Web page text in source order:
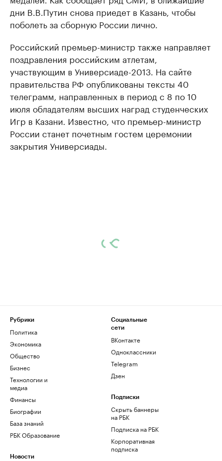
дни В.В.Путин снова приедет в Казань, чтобы
поболеть за сборную России лично.
Российский премьер-министр также направляет
поздравления российским атлетам,
участвующим в Универсиаде-2013. На сайте
правительства РФ опубликованы тексты 40
телеграмм, направленных в период с 8 по 10
июля обладателям высших наград студенческих
Игр в Казани. Известно, что премьер-министр
России станет почетным гостем церемонии
закрытия Универсиады.
Рубрики
Политика
Экономика
Общество
Бизнес
Технологии и
медиа
Финансы
Биографии
База знаний
РБК Образование
Новости
Социальные
сети
ВКонтакте
Одноклассники
Telegram
Дзен
Подписки
Скрыть баннеры
на РБК
Подписка на РБК
Корпоративная
подписка